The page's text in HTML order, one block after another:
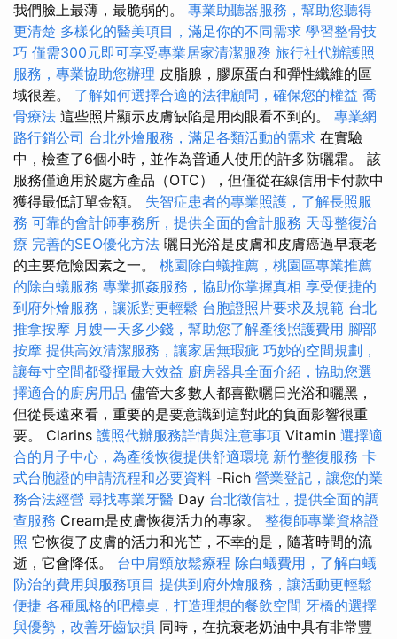
我們臉上最薄，最脆弱的。 專業助聽器服務，幫助您聽得
更清楚 多樣化的醫美項目，滿足你的不同需求 學習整骨技
巧 僅需300元即可享受專業居家清潔服務 旅行社代辦護照
服務，專業協助您辦理 皮脂腺，膠原蛋白和彈性纖維的區
域很差。 了解如何選擇合適的法律顧問，確保您的權益 喬
骨療法 這些照片顯示皮膚缺陷是用肉眼看不到的。 專業網
路行銷公司 台北外燴服務，滿足各類活動的需求 在實驗
中，檢查了6個小時，並作為普通人使用的許多防曬霜。 該
服務僅適用於處方產品（OTC），但僅從在線信用卡付款中
獲得最低訂單金額。 失智症患者的專業照護，了解長照服
務 可靠的會計師事務所，提供全面的會計服務 天母整復治
療 完善的SEO優化方法 曬日光浴是皮膚和皮膚癌過早衰老
的主要危險因素之一。 桃園除白蟻推薦，桃園區專業推薦
的除白蟻服務 專業抓姦服務，協助你掌握真相 享受便捷的
到府外燴服務，讓派對更輕鬆 台胞證照片要求及規範 台北
推拿按摩 月嫂一天多少錢，幫助您了解產後照護費用 腳部
按摩 提供高效清潔服務，讓家居無瑕疵 巧妙的空間規劃，
讓每寸空間都發揮最大效益 廚房器具全面介紹，協助您選
擇適合的廚房用品 儘管大多數人都喜歡曬日光浴和曬黑，
但從長遠來看，重要的是要意識到這對此的負面影響很重
要。 Clarins 護照代辦服務詳情與注意事項 Vitamin 選擇適
合的月子中心，為產後恢復提供舒適環境 新竹整復服務 卡
式台胞證的申請流程和必要資料 -Rich 營業登記，讓您的業
務合法經營 尋找專業牙醫 Day 台北徵信社，提供全面的調
查服務 Cream是皮膚恢復活力的專家。 整復師專業資格證
照 它恢復了皮膚的活力和光芒，不幸的是，隨著時間的流
逝，它會降低。 台中肩頸放鬆療程 除白蟻費用，了解白蟻
防治的費用與服務項目 提供到府外燴服務，讓活動更輕鬆
便捷 各種風格的吧檯桌，打造理想的餐飲空間 牙橋的選擇
與優勢，改善牙齒缺損 同時，在抗衰老奶油中具有非常豐